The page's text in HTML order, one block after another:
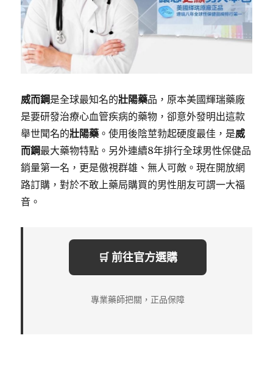
威而鋼是全球最知名的壯陽藥品，原本美國輝瑞藥廠
是要研發治療心血管疾病的藥物，卻意外發明出這款
舉世聞名的壯陽藥 。使用後陰莖勃起硬度最佳，是威
而鋼最大藥物特點。另外連續8年排行全球男性保健品
銷量第一名，更是傲視群雄、無人可敵。現在開放網
路訂購，對於不敢上藥局購買的男性朋友可謂一大福
音。
🛒 前往官方選購
專業藥師把關，正品保障